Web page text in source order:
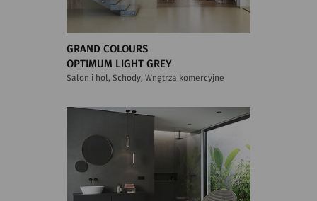
GRAND COLOURS
OPTIMUM LIGHT GREY
Salon i hol, Schody, Wnętrza komercyjne